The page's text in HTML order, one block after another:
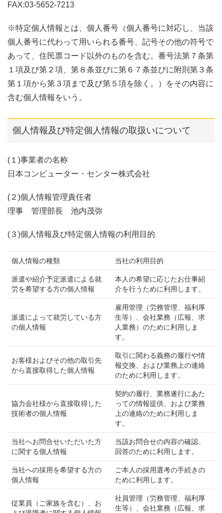
FAX:03-5652-7213
※特定個人情報とは、個人番号（個人番号に対応し、当該
個人番号に代わって用いられる番号、記号その他の符号で
あって、住民票コード以外のものを含む。番号法第７条第
１項及び第２項、第８条並びに第６７条並びに附則第３条
第１項から第３項まで及び第５項を除く。）をその内容に
含む個人情報をいう。
個人情報及び特定個人情報の取扱いについて
(１)事業者の名称
日本コンピューター・センター株式会社
(２)個人情報管理責任者
理事 管理部長 池内茂弥
(３)個人情報及び特定個人情報の利用目的
個人情報の種類 当社の利用目的
派遣や紹介予定派遣による就
労を希望する方の個人情報
本人の希望に応じたお仕事紹
介を行うために利用します。
派遣によって就労している方
の個人情報
雇用管理（労務管理、福利厚
生等）、会社業務（広報、求
人業務）のために利用しま
す。
お客様およびその他の取引先
から直接取得した個人情報
取引に関わる義務の履行や情
報交換、および業務上の連絡
のために利用します。
協力会社様から直接取得した
技術者の個人情報
契約の履行、業務遂行にあた
っての情報提供、および業務
上の連絡のために利用しま
す。
当社へお問合せいただいた方
に関する個人情報
当該お問合せの内容の確認、
回答のために利用します。
当社への採用を希望する方の
個人情報
ご本人の採用選考の手続きの
ために利用します。
従業員（ご家族を含む）、お
社員管理（労務管理、福利厚
生等）、会社業務（広報、求